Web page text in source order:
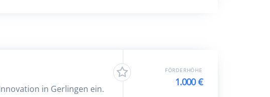
in Gerlingen ein.
FÖRDERHÖHE
1.000 €